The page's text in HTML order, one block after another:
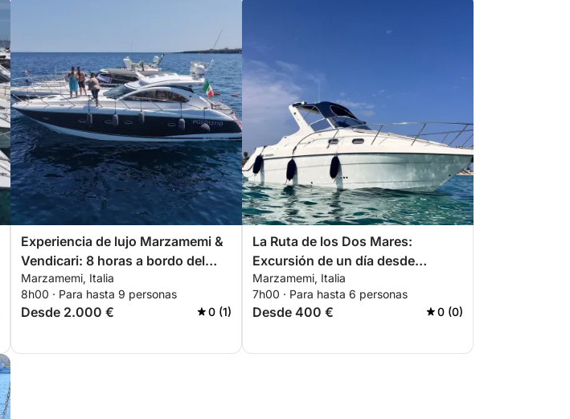
Experiencia de lujo Marzamemi &
Vendicari: 8 horas a bordo del
Sunseeker Portofino 47.
Marzamemi, Italia
8h00 · Para hasta 9 personas
Desde 2.000 € 0 (1)
La Ruta de los Dos Mares:
Excursión de un día desde
Portopalo di Capo Passero
Marzamemi, Italia
7h00 · Para hasta 6 personas
Desde 400 € 0 (0)